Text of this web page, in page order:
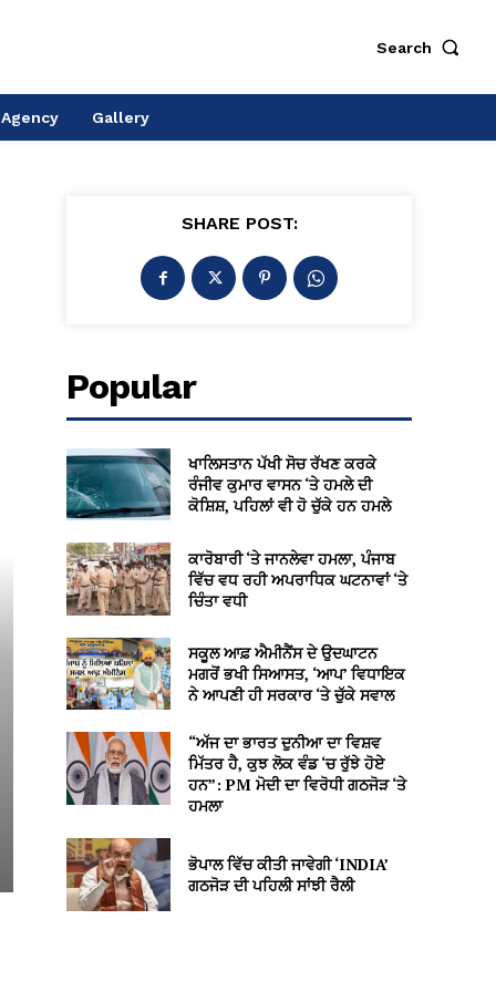
Search
Gallery
SHARE POST:
Popular
ਖਾਲਿਸਤਾਨ ਪੱਖੀ ਸੋਚ ਰੱਖਣ ਕਰਕੇ
ਰੰਜੀਵ ਕੁਮਾਰ ਵਾਸਨ ‘ਤੇ ਹਮਲੇ ਦੀ
ਕੋਸ਼ਿਸ਼, ਪਹਿਲਾਂ ਵੀ ਹੋ ਚੁੱਕੇ ਹਨ ਹਮਲੇ
ਕਾਰੋਬਾਰੀ ‘ਤੇ ਜਾਨਲੇਵਾ ਹਮਲਾ, ਪੰਜਾਬ
ਵਿੱਚ ਵਧ ਰਹੀ ਅਪਰਾਧਿਕ ਘਟਨਾਵਾਂ ‘ਤੇ
ਚਿੰਤਾ ਵਧੀ
ਸਕੂਲ ਆਫ਼ ਐਮੀਨੈਂਸ ਦੇ ਉਦਘਾਟਨ
ਮਗਰੋਂ ਭਖੀ ਸਿਆਸਤ, ‘ਆਪ’ ਵਿਧਾਇਕ
ਨੇ ਆਪਣੀ ਹੀ ਸਰਕਾਰ ‘ਤੇ ਚੁੱਕੇ ਸਵਾਲ
“ਅੱਜ ਦਾ ਭਾਰਤ ਦੁਨੀਆ ਦਾ ਵਿਸ਼ਵ
ਮਿੱਤਰ ਹੈ, ਕੁਝ ਲੋਕ ਵੰਡ ‘ਚ ਰੁੱਝੇ ਹੋਏ
ਹਨ”: PM ਮੋਦੀ ਦਾ ਵਿਰੋਧੀ ਗਠਜੋੜ ‘ਤੇ
ਹਮਲਾ
ਭੋਪਾਲ ਵਿੱਚ ਕੀਤੀ ਜਾਵੇਗੀ ‘INDIA’
ਗਠਜੋੜ ਦੀ ਪਹਿਲੀ ਸਾਂਝੀ ਰੈਲੀ